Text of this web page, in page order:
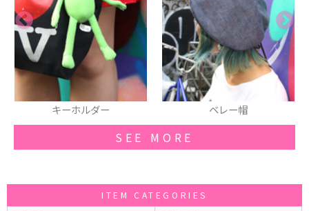
ベレー帽 Tシャツ
SEE MORE
ITEM CATEGORIES